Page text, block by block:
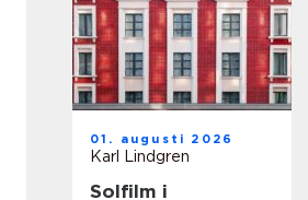
01. augusti 2026
Karl Lindgren
Solfilm i